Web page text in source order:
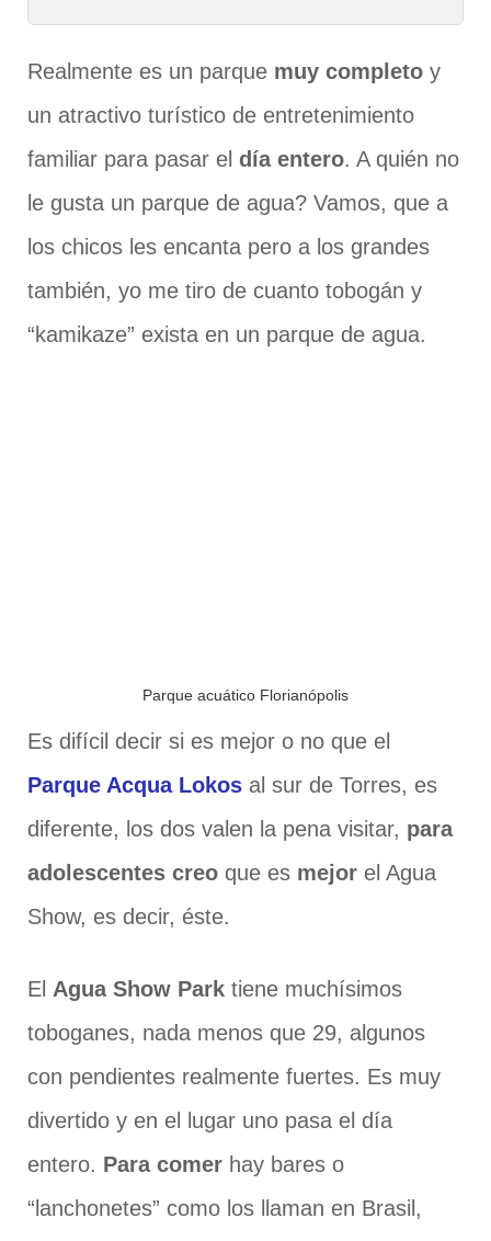
Realmente es un parque muy completo y
un atractivo turístico de entretenimiento
familiar para pasar el día entero. A quién no
le gusta un parque de agua? Vamos, que a
los chicos les encanta pero a los grandes
también, yo me tiro de cuanto tobogán y
“kamikaze” exista en un parque de agua.
Parque acuático Florianópolis
Es difícil decir si es mejor o no que el
Parque Acqua Lokos al sur de Torres, es
diferente, los dos valen la pena visitar, para
adolescentes creo que es mejor el Agua
Show, es decir, éste.
El Agua Show Park tiene muchísimos
toboganes, nada menos que 29, algunos
con pendientes realmente fuertes. Es muy
divertido y en el lugar uno pasa el día
entero. Para comer hay bares o
“lanchonetes” como los llaman en Brasil,